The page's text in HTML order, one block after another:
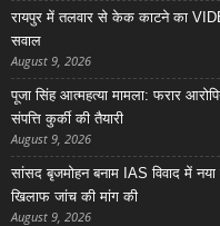
रायपुर में तलवार से केक काटने का
सवाल
August 9, 2026
पूजा सिंह आत्महत्या मामला: फरार
संपत्ति कुर्की की तैयारी
August 9, 2026
सांसद बृजमोहन बनाम IAS विवाद में
खिलाफ जांच की मांग की
August 9, 2026